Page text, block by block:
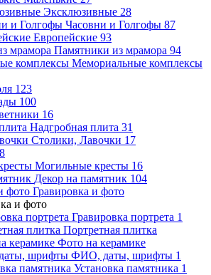
Эксклюзивные 28
Часовни и Голгофы 87
Европейские 93
Памятники из мрамора 94
Мемориальные комплексы
123
100
16
Надгробная плита 31
Столики, Лавочки 17
Могильные кресты 16
Декор на памятник 104
Гравировка и фото
и фото
Гравировка портрета 1
Портретная плитка
Фото на керамике
ФИО, даты, шрифты 1
Установка памятника 1